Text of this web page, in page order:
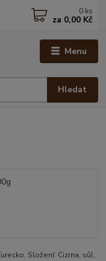
Menu
Hledat
0 ks
za 0,00 Kč
Složení: Cizrna, sůl,